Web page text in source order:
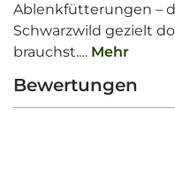
Ablenkfütterungen –
Schwarzwild gezielt
brauchst.… Mehr
Bewertungen